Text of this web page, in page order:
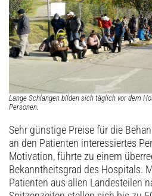
Lange Schlangen bilden sich täglich vor dem
Personen.
Sehr günstige Preise für die
an den Patienten interessiertes
Motivation, führte zu einem
Bekanntheitsgrad des Hospitals.
Patienten aus allen Landesteilen